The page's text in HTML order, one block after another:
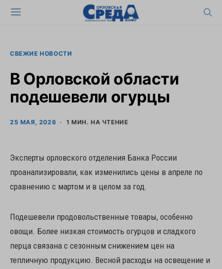
СВЕЖИЕ НОВОСТИ
В Орловской области
подешевели огурцы
25 МАЯ, 2026 1 МИН. НА ЧТЕНИЕ
Эксперты орловского отделения Банка России
проанализировали, как изменились цены в апреле по
сравнению с мартом и в целом за год.
Подешевели продовольственные товары, особенно
овощи. Более низкая стоимость огурцов и сладкого
перца связана с сезонным снижением цен на
тепличную продукцию. Весной расходы на освещение и